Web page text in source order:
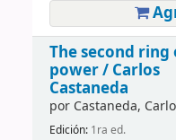
The second ring
power / Carlos
Castaneda
por Castaneda,
Edición: 1ra ed.